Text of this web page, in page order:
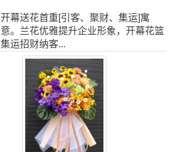
开幕送花首重[引客、聚财、集运]寓
意。兰花优雅提升企业形象，开幕花篮
集运招财纳客...